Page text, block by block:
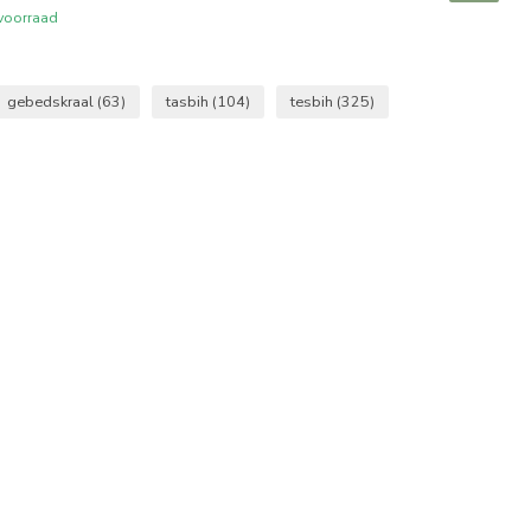
gebedskraal (63) tasbih (104) tesbih (325)